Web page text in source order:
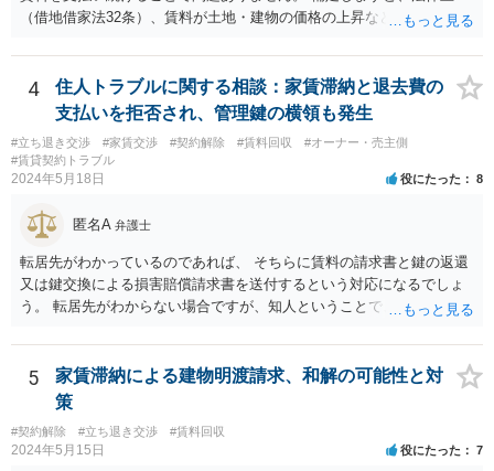
（借地借家法32条）、賃料が土地・建物の価格の上昇などの経済事情
は、「契約条件にかかわらず」、当事者は賃料の増減を請求できる、
とされています。 「不相当」かどうかは、貸主から、近隣相場の上昇
を示す同種賃貸物件の根拠資料などを提示してもらわないと判断でき
ませんよね。ご相談者様のケースでは、こうした資料が示されていな
いと思われることと、１０％が相当がどうかが分からないので、「不
相当」という判断ができないから賃料増額には応じないという主張が
意の上で行う」という特約があるとのことですが、最高裁判例（S56.
4.20）では、このような特約があっても協議を経ない増額請求も有効
とされているため（本当に賃料が不相当であれば特約に拘束されるの
は不合理だからという考え方です。「契約条件にかかわらず」とはそ
ういう意味です。）、契約違反だから増額には応じないという理論で
いう理論になると思います。 そして、法律上、増額協議が整わない場
合、増額を正当とする判決が確定するまでは相当な賃料（※現在の賃
料）を支払えば足りる、とされています。 もし、貸主が「現在の賃料
なら受け取らない」などと言った場合は、最寄りの法務局に現在の賃
料を供託してください。賃料を支払わないと契約が解除される可能性
がありますので、注意が必要です。
4
住人トラブルに関する相談：家賃滞納と退去費の
支払いを拒否され、管理鍵の横領も発生
#立ち退き交渉 #家賃交渉 #契約解除 #賃料回収
#オーナー・売主側
#賃貸契約トラブル
2024年5月18日 役にたった 8
匿名A 弁護士
転居先がわかっているのであれば、 そちらに賃料の請求書と鍵の返還
又は鍵交換による損害賠償請求書を送付するという対応になるでしょ
う。 転居先がわからない場合ですが、知人ということで、連絡がつく
で、適切な対応が望めない場合は、債権回収を弁護士に依頼すること
をご検討ください。
5
家賃滞納による建物明渡請求、和解の可能性と対
策
#契約解除 #立ち退き交渉 #賃料回収
2024年5月15日 役にたった 7